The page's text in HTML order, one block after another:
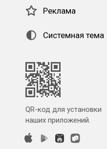
Реклама
Системная тема
QR-код для установки
наших приложений.